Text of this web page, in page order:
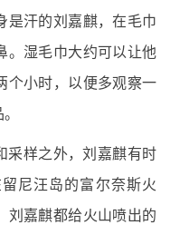
是汗的刘嘉麒，在毛巾
。湿毛巾大约可以让他
个小时，以便多观察一
采样之外，刘嘉麒有时
尼汪岛的富尔奈斯火
刘嘉麒都给火山喷出的